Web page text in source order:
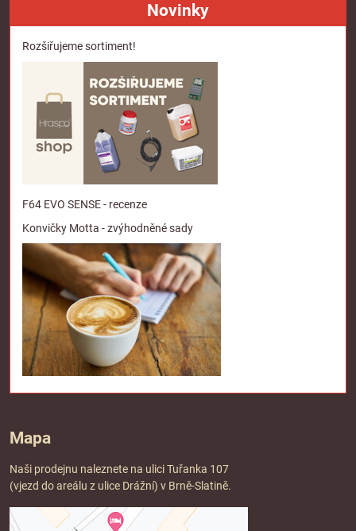
Novinky
Rozšiřujeme sortiment!
F64 EVO SENSE - recenze
Konvičky Motta - zvýhodněné sady
Mapa
Naši prodejnu naleznete na ulici Tuřanka 107
(vjezd do areálu z ulice Drážní) v Brně-Slatině.